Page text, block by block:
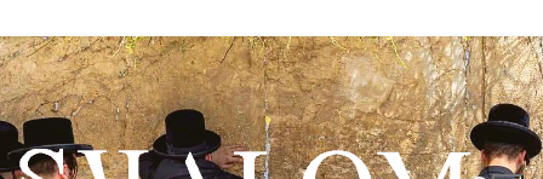
Hyppää
sisältöön